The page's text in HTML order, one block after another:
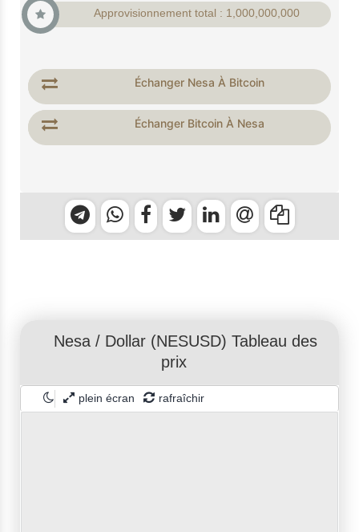
Approvisionnement total : 1,000,000,000
Échanger Nesa À Bitcoin
Échanger Bitcoin À Nesa
Nesa/ Dollar(NESUSD) Tableau des
prix
plein écran rafraîchir